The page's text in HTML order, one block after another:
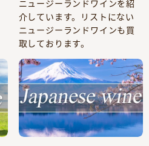
ニュージーランドワインを紹
介しています。リストにない
ニュージーランドワインも買
取しております。